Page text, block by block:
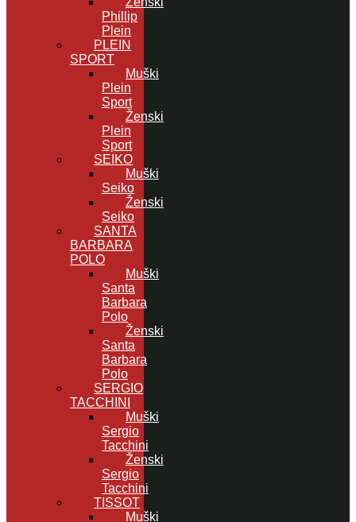
Phillip
Plein
PLEIN
SPORT
Muški
Plein
Sport
Ženski
Plein
Sport
SEIKO
Muški
Seiko
Ženski
Seiko
SANTA
BARBARA
POLO
Muški
Santa
Barbara
Polo
Ženski
Santa
Barbara
Polo
SERGIO
TACCHINI
Muški
Sergio
Tacchini
Ženski
Sergio
Tacchini
TISSOT
Muški